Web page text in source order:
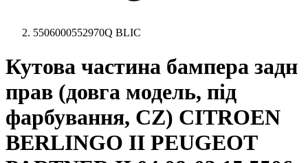
5506000552970Q BLIC
Кутова частина бампера задн
прав (довга модель, під
фарбування, CZ) CITROEN
BERLINGO II PEUGEOT